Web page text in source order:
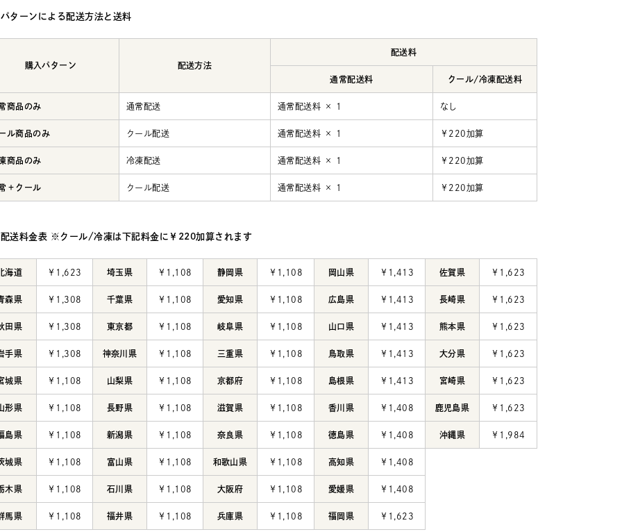
ターンによる配送方法と送料
購入パターン 配送方法
配送料
通常配送料 クール/冷凍配送料
商品のみ 通常配送 通常配送料 × 1 なし
ル商品のみ クール配送 通常配送料 × 1 ￥220加算
商品のみ 冷凍配送 通常配送料 × 1 ￥220加算
＋クール クール配送 通常配送料 × 1 ￥220加算
送料金表 ※クール/冷凍は下記料金に￥220加算されます
海道 ￥1,623 埼玉県 ￥1,108 静岡県 ￥1,108 岡山県 ￥1,413 佐賀県 ￥1,623
森県 ￥1,308 千葉県 ￥1,108 愛知県 ￥1,108 広島県 ￥1,413 長崎県 ￥1,623
田県 ￥1,308 東京都 ￥1,108 岐阜県 ￥1,108 山口県 ￥1,413 熊本県 ￥1,623
手県 ￥1,308 神奈川県 ￥1,108 三重県 ￥1,108 鳥取県 ￥1,413 大分県 ￥1,623
城県 ￥1,108 山梨県 ￥1,108 京都府 ￥1,108 島根県 ￥1,413 宮崎県 ￥1,623
形県 ￥1,108 長野県 ￥1,108 滋賀県 ￥1,108 香川県 ￥1,408 鹿児島県 ￥1,623
島県 ￥1,108 新潟県 ￥1,108 奈良県 ￥1,108 徳島県 ￥1,408 沖縄県 ￥1,984
城県 ￥1,108 富山県 ￥1,108 和歌山県 ￥1,108 高知県 ￥1,408
木県 ￥1,108 石川県 ￥1,108 大阪府 ￥1,108 愛媛県 ￥1,408
馬県 ￥1,108 福井県 ￥1,108 兵庫県 ￥1,108 福岡県 ￥1,623